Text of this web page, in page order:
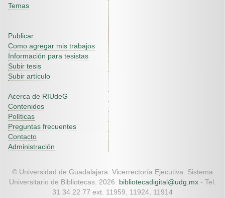
Temas
Publicar
Como agregar mis trabajos
Información para tesistas
Subir tesis
Subir artículo
Acerca de RIUdeG
Contenidos
Políticas
Preguntas frecuentes
Contacto
Administración
© Universidad de Guadalajara. Vicerrectoría Ejecutiva. Sistema
Universitario de Bibliotecas. 2026. bibliotecadigital@udg.mx - Tel.
31 34 22 77 ext. 11959, 11924, 11914